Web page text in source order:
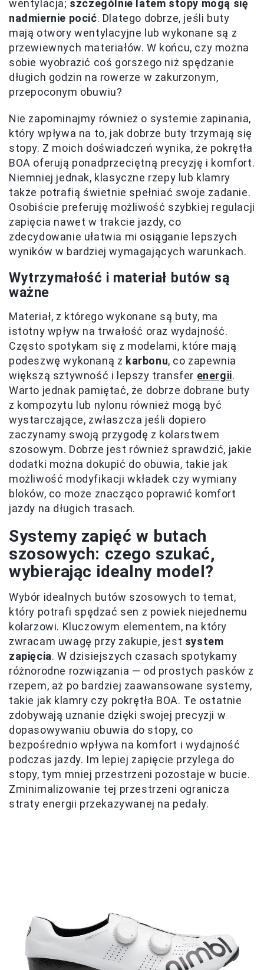
wentylacja; szczególnie latem stopy mogą się
nadmiernie pocić. Dlatego dobrze, jeśli buty
mają otwory wentylacyjne lub wykonane są z
przewiewnych materiałów. W końcu, czy można
sobie wyobrazić coś gorszego niż spędzanie
długich godzin na rowerze w zakurzonym,
przepoconym obuwiu?
Nie zapominajmy również o systemie zapinania,
który wpływa na to, jak dobrze buty trzymają się
stopy. Z moich doświadczeń wynika, że pokrętła
BOA oferują ponadprzeciętną precyzję i komfort.
Niemniej jednak, klasyczne rzepy lub klamry
także potrafią świetnie spełniać swoje zadanie.
Osobiście preferuję możliwość szybkiej regulacji
zapięcia nawet w trakcie jazdy, co
zdecydowanie ułatwia mi osiąganie lepszych
wyników w bardziej wymagających warunkach.
Wytrzymałość i materiał butów są
ważne
Materiał, z którego wykonane są buty, ma
istotny wpływ na trwałość oraz wydajność.
Często spotykam się z modelami, które mają
podeszwę wykonaną z karbonu, co zapewnia
większą sztywność i lepszy transfer energii.
Warto jednak pamiętać, że dobrze dobrane buty
z kompozytu lub nylonu również mogą być
wystarczające, zwłaszcza jeśli dopiero
zaczynamy swoją przygodę z kolarstwem
szosowym. Dobrze jest również sprawdzić, jakie
dodatki można dokupić do obuwia, takie jak
możliwość modyfikacji wkładek czy wymiany
bloków, co może znacząco poprawić komfort
jazdy na długich trasach.
Systemy zapięć w butach
szosowych: czego szukać,
wybierając idealny model?
Wybór idealnych butów szosowych to temat,
który potrafi spędzać sen z powiek niejednemu
kolarzowi. Kluczowym elementem, na który
zwracam uwagę przy zakupie, jest system
zapięcia. W dzisiejszych czasach spotykamy
różnorodne rozwiązania — od prostych pasków z
rzepem, aż po bardziej zaawansowane systemy,
takie jak klamry czy pokrętła BOA. Te ostatnie
zdobywają uznanie dzięki swojej precyzji w
dopasowywaniu obuwia do stopy, co
bezpośrednio wpływa na komfort i wydajność
podczas jazdy. Im lepiej zapięcie przylega do
stopy, tym mniej przestrzeni pozostaje w bucie.
Zminimalizowanie tej przestrzeni ogranicza
straty energii przekazywanej na pedały.